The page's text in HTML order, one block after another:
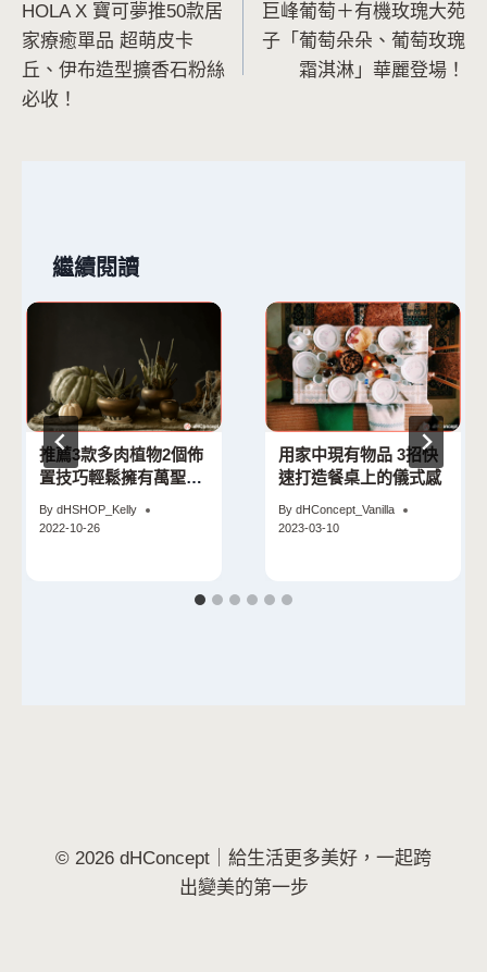
章
導
覽
HOLA X 寶可夢推50款居
家療癒單品 超萌皮卡
丘、伊布造型擴香石粉絲
必收！
巨峰葡萄＋有機玫瑰大苑
子「葡萄朵朵、葡萄玫瑰
霜淇淋」華麗登場！
繼續閱讀
推薦3款多肉植物2個佈
置技巧輕鬆擁有萬聖節
By dHSHOP_Kelly
2022-10-26
用家中現有物品 3招快
速打造餐桌上的儀式感
By dHConcept_Vanilla
2023-03-10
© 2026 dHConcept｜給生活更多美好，一起跨
出變美的第一步